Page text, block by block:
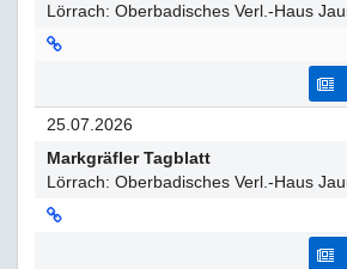
Lörrach: Oberbadisches Verl.-Haus
25.07.2026
Markgräfler Tagblatt
Lörrach: Oberbadisches Verl.-Haus